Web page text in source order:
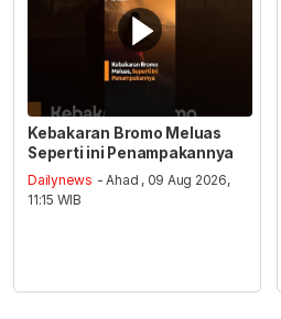
Kebakaran Bromo Meluas
Seperti ini Penampakannya
Dailynews - Ahad , 09 Aug 2026,
11:15 WIB